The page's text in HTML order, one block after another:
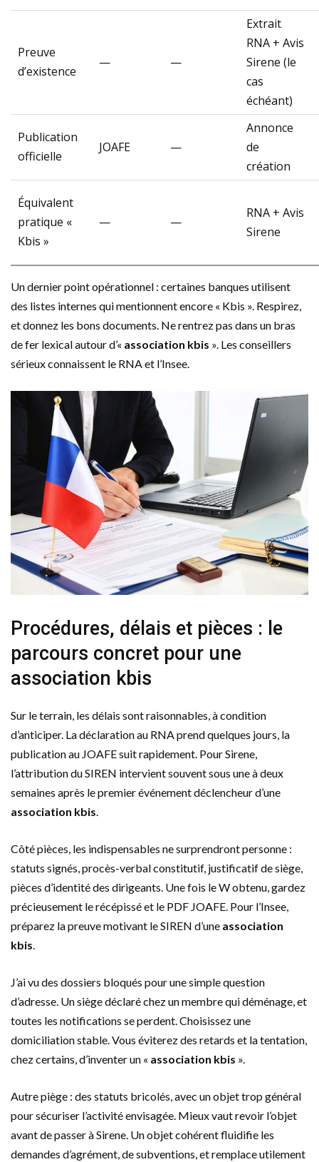
Preuve
d’existence
— —
Extrait
RNA + Avis
Sirene (le
cas
échéant)
Publication
officielle
JOAFE —
Annonce
de
création
Équivalent
pratique «
Kbis »
— —
RNA + Avis
Sirene
Un dernier point opérationnel : certaines banques utilisent
des listes internes qui mentionnent encore « Kbis ». Respirez,
et donnez les bons documents. Ne rentrez pas dans un bras
de fer lexical autour d’« association kbis ». Les conseillers
sérieux connaissent le RNA et l’Insee.
Procédures, délais et pièces : le
parcours concret pour une
association kbis
Sur le terrain, les délais sont raisonnables, à condition
d’anticiper. La déclaration au RNA prend quelques jours, la
publication au JOAFE suit rapidement. Pour Sirene,
l’attribution du SIREN intervient souvent sous une à deux
semaines après le premier événement déclencheur d’une
association kbis.
Côté pièces, les indispensables ne surprendront personne :
statuts signés, procès-verbal constitutif, justificatif de siège,
pièces d’identité des dirigeants. Une fois le W obtenu, gardez
précieusement le récépissé et le PDF JOAFE. Pour l’Insee,
préparez la preuve motivant le SIREN d’une association
kbis.
J’ai vu des dossiers bloqués pour une simple question
d’adresse. Un siège déclaré chez un membre qui déménage, et
toutes les notifications se perdent. Choisissez une
domiciliation stable. Vous éviterez des retards et la tentation,
chez certains, d’inventer un « association kbis ».
Autre piège : des statuts bricolés, avec un objet trop général
pour sécuriser l’activité envisagée. Mieux vaut revoir l’objet
avant de passer à Sirene. Un objet cohérent fluidifie les
demandes d’agrément, de subventions, et remplace utilement